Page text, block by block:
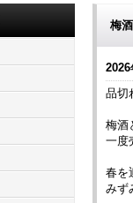
梅
2026
品切
梅酒
一度
春を
みず